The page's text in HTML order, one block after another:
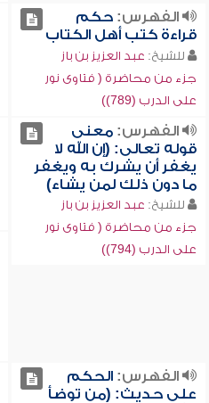
الفهرس:حكم
قراءة كتب أهل الكتاب
للشيخ: عبد العزيز بن باز
جزء من محاضرة ( فتاوى نور
على الدرب (789))
الفهرس:معنى
قوله تعالى: (إن الله لا
يغفر أن يشرك به ويغفر
ما دون ذلك لمن يشاء)
للشيخ: عبد العزيز بن باز
جزء من محاضرة ( فتاوى نور
على الدرب (794))
الفهرس:الحكم
على حديث: (من توضأ